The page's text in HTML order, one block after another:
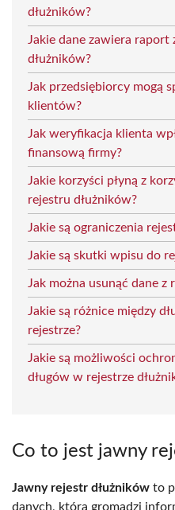
dłużników?
Jakie dane zawiera raport
dłużników?
Jak przedsiębiorcy mogą
klientów?
Jak weryfikacja klienta
finansową firmy?
Jakie korzyści płyną z
rejestru dłużników?
Jakie są ograniczenia
Jakie są skutki wpisu do
Jak można usunąć dane z
Jakie są różnice między
rejestrze?
Jakie są możliwości
długów w rejestrze
Co to jest jawny
Jawny rejestr dłużników to
danych, która gromadzi